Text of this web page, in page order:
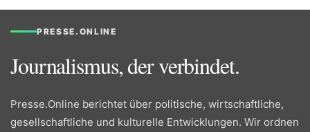
PRESSE.ONLINE
Journalismus, der verbindet.
Presse.Online berichtet über politische, wirtschaftliche,
gesellschaftliche und kulturelle Entwicklungen. Wir ordnen